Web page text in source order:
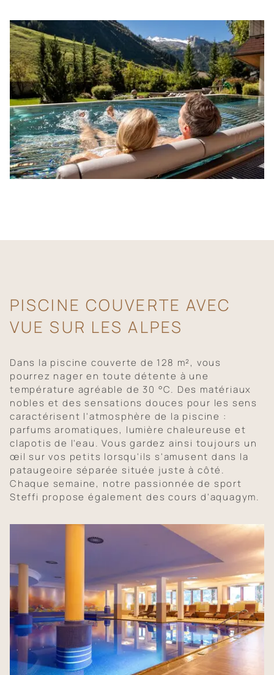
PISCINE COUVERTE AVEC
VUE SUR LES ALPES
Dans la piscine couverte de 128 m², vous
pourrez nager en toute détente à une
température agréable de 30 °C. Des matériaux
nobles et des sensations douces pour les sens
caractérisent l'atmosphère de la piscine :
parfums aromatiques, lumière chaleureuse et
clapotis de l'eau. Vous gardez ainsi toujours un
œil sur vos petits lorsqu'ils s'amusent dans la
pataugeoire séparée située juste à côté.
Chaque semaine, notre passionnée de sport
Steffi propose également des cours d'aquagym.